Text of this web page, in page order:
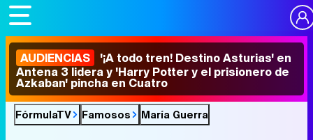
AUDIENCIAS '¡A todo tren! Destino Asturias' en
Antena 3 lidera y 'Harry Potter y el prisionero de
Azkaban' pincha en Cuatro
FórmulaTV Famosos María Guerra